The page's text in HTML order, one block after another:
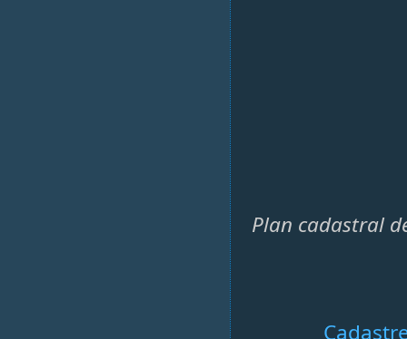
Plan cadastral